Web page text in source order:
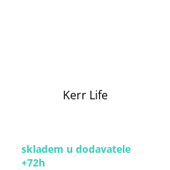
Kerr Life
skladem u dodavatele
+72h